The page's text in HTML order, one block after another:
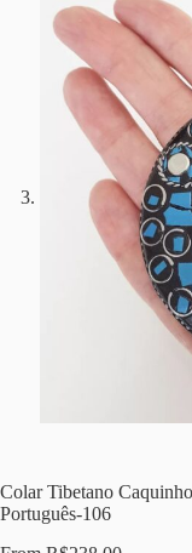
Colar Tibetano
Português-106